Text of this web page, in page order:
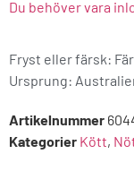
Du behöver vara
Fryst eller färsk:
Ursprung:
Artikelnummer
Kategorier Kött,